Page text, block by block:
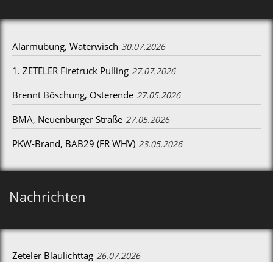
Alarmübung, Waterwisch 30.07.2026
1. ZETELER Firetruck Pulling 27.07.2026
Brennt Böschung, Osterende 27.05.2026
BMA, Neuenburger Straße 27.05.2026
PKW-Brand, BAB29 (FR WHV) 23.05.2026
Nachrichten
Zeteler Blaulichttag 26.07.2026